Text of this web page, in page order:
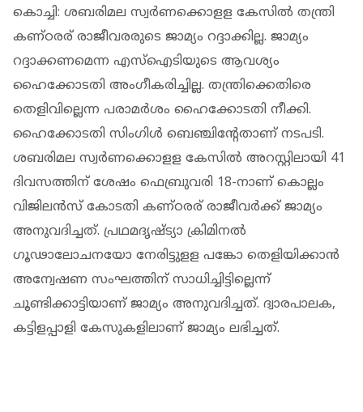
കൊച്ചി: ശബരിമല സ്വര്‍ണക്കൊളള കേസില്‍ തന്ത്രി
കണ്ഠരര് രാജീവരരുടെ ജാമ്യം റദ്ദാക്കില്ല. ജാമ്യം
റദ്ദാക്കണമെന്ന എസ്‌ഐടിയുടെ ആവശ്യം
ഹൈക്കോടതി അംഗീകരിച്ചില്ല. തന്ത്രിക്കെതിരെ
തെളിവില്ലെന്ന പരാമര്‍ശം ഹൈക്കോടതി നീക്കി.
ഹൈക്കോടതി സിംഗിള്‍ ബെഞ്ചിന്റേതാണ് നടപടി.
ശബരിമല സ്വര്‍ണക്കൊളള കേസില്‍ അറസ്റ്റിലായി 41
ദിവസത്തിന് ശേഷം ഫെബ്രുവരി 18-നാണ് കൊല്ലം
വിജിലന്‍സ് കോടതി കണ്ഠരര് രാജീവര്‍ക്ക് ജാമ്യം
അനുവദിച്ചത്. പ്രഥമദൃഷ്ട്യാ ക്രിമിനല്‍
ഗൂഢാലോചനയോ നേരിട്ടുളള പങ്കോ തെളിയിക്കാന്‍
അന്വേഷണ സംഘത്തിന് സാധിച്ചിട്ടില്ലെന്ന്
ചൂണ്ടിക്കാട്ടിയാണ് ജാമ്യം അനുവദിച്ചത്. ദ്വാരപാലക,
കട്ടിളപ്പാളി കേസുകളിലാണ് ജാമ്യം ലഭിച്ചത്.